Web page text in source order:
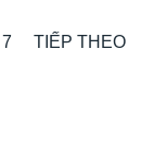
7 TIẾP THEO